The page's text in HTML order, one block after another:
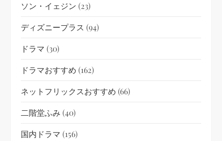
ソン・イェジン (23)
ディズニープラス (94)
ドラマ (30)
ドラマおすすめ (162)
ネットフリックスおすすめ (66)
二階堂ふみ (40)
国内ドラマ (156)